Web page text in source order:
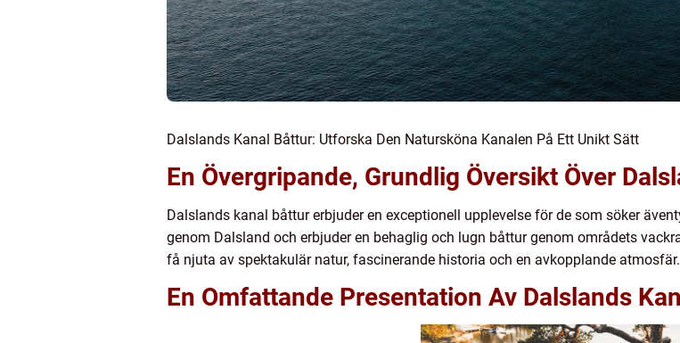
Dalslands Kanal Båttur: Utforska Den Natursköna Kanalen På Ett Unikt Sätt
En Övergripande, Grundlig Översikt Över
Dalslands kanal båttur erbjuder en exceptionell upplevelse för de som söker
genom Dalsland och erbjuder en behaglig och lugn båttur genom områdets
få njuta av spektakulär natur, fascinerande historia och en avkopplande atmosfär.
En Omfattande Presentation Av Dalslands